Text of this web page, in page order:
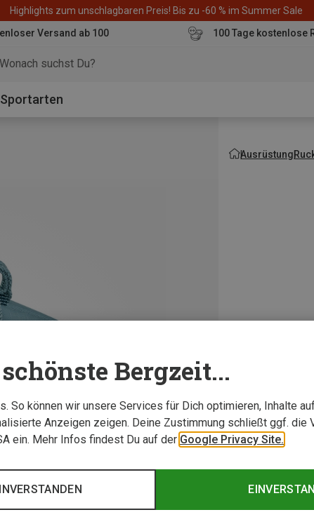
Highlights zum unschlagbaren Preis! Bis zu -60 % im Summer Sale
Versand ab 100
100 Tage kostenlose
Sportarten
Ausrüstung
Bergzeit...
So können wir unsere Services für Dich optimieren, Inhalte
Anzeigen zeigen. Deine Zustimmung schließt ggf. die
ein. Mehr Infos findest Du auf der Google Privacy Site.